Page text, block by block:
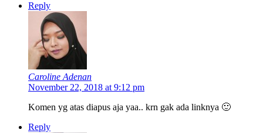
Reply
Caroline Adenan
November 22, 2018 at 9:12 pm
Komen yg atas diapus aja yaa.. krn gak ada linknya 🙂
Reply